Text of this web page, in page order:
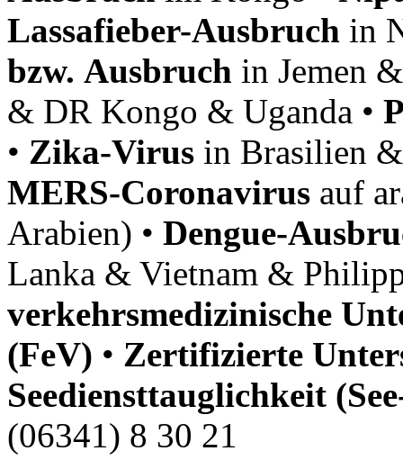
Lassafieber-Ausbruch in
bzw. Ausbruch in Jemen
& DR Kongo & Uganda •
• Zika-Virus in Brasilien
MERS-Coronavirus auf
Arabien) • Dengue-
Lanka & Vietnam &
verkehrsmedizinische
(FeV) • Zertifizierte
Seediensttauglichkeit
(06341) 8 30 21